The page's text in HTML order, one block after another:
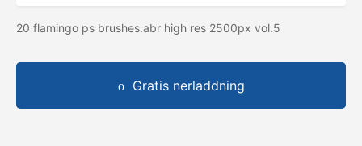
20 flamingo ps brushes.abr high res 2500px vol.5
Gratis nerladdning